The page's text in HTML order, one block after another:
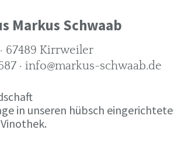
Markus Schwaab
67489 Kirrweiler
· info@markus-schwaab.de
in unseren hübsch